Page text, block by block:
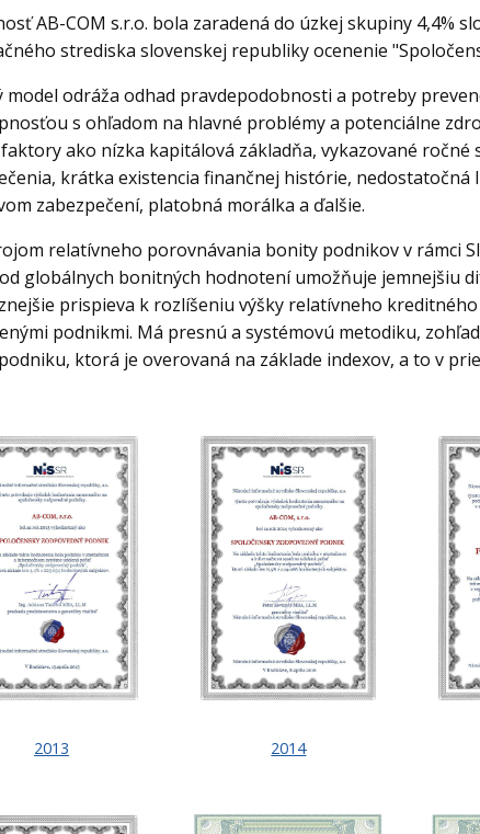
AB-COM s.r.o. bola zaradená do úzkej skupiny 4,4%
strediska slovenskej republiky ocenenie
model odráža odhad pravdepodobnosti a potreby
s ohľadom na hlavné problémy a potenciálne
ako nízka kapitálová základňa, vykazované
krátka existencia finančnej histórie, nedostatočná
zabezpečení, platobná morálka a ďalšie.
relatívneho porovnávania bonity podnikov v rámci
globálnych bonitných hodnotení umožňuje jemnejšiu
prispieva k rozlíšeniu výšky relatívneho
podnikmi. Má presnú a systémovú metodiku,
ktorá je overovaná na základe indexov, a to v
2013 2014